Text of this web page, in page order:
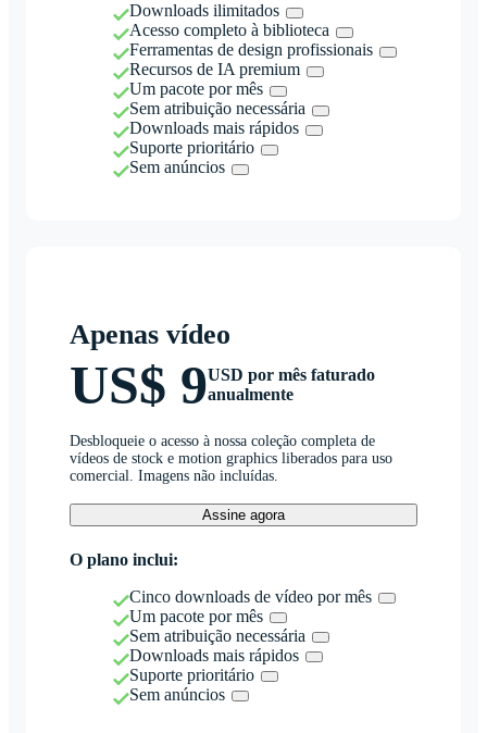
Downloads ilimitados
Acesso completo à biblioteca
Ferramentas de design profissionais
Recursos de IA premium
Um pacote por mês
Sem atribuição necessária
Downloads mais rápidos
Suporte prioritário
Sem anúncios
Apenas vídeo
US$ 9USD por mês faturado
anualmente
Desbloqueie o acesso à nossa coleção completa de
vídeos de stock e motion graphics liberados para uso
comercial. Imagens não incluídas.
Assine agora
O plano inclui:
Cinco downloads de vídeo por mês
Um pacote por mês
Sem atribuição necessária
Downloads mais rápidos
Suporte prioritário
Sem anúncios